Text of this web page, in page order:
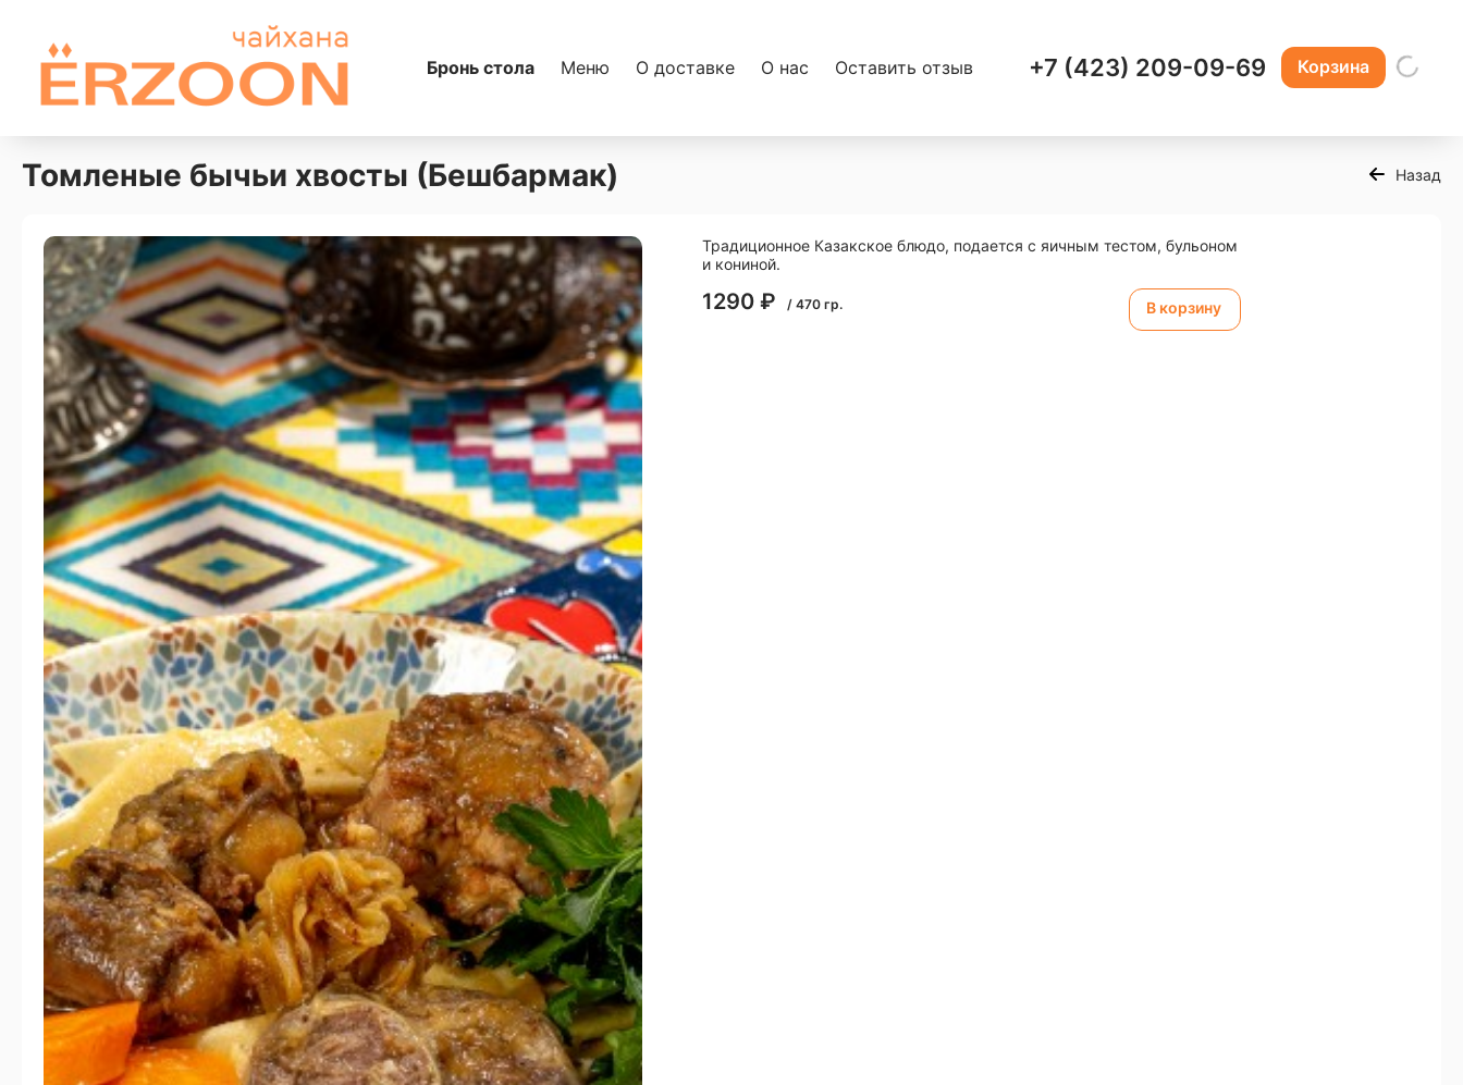
Бронь стола Меню О доставке О нас Оставить отзыв +7 (423) 209-09-69 Корзина
Томленые бычьи хвосты (Бешбармак) Назад
Традиционное Казакское блюдо, подается с яичным тестом, бульоном
и кониной.
1290 ₽ / 470 гр. В корзину